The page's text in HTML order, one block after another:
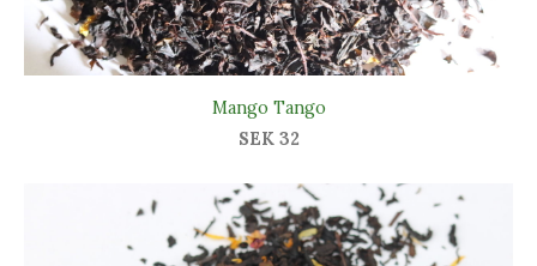
Mango Tango
SEK 32